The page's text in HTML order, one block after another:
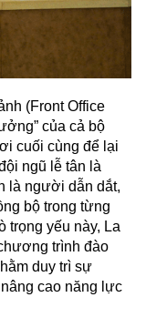
(Front Office
của cả bộ
cuối cùng để lại
ngũ lễ tân là
là người dẫn dắt,
bộ trong từng
trọng yếu này, La
trình đào
duy trì sự
cao năng lực